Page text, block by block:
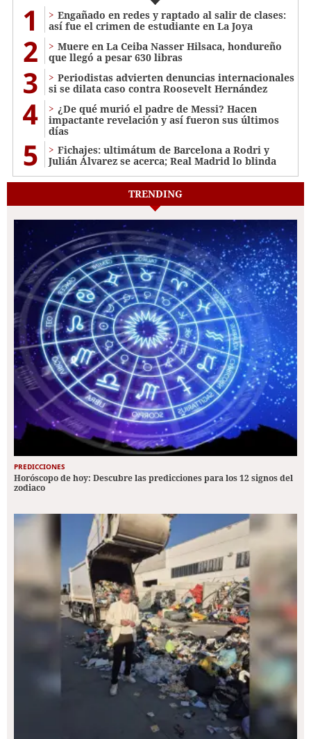
1
Engañado en redes y raptado al salir de clases:
así fue el crimen de estudiante en La Joya
2
Muere en La Ceiba Nasser Hilsaca, hondureño
que llegó a pesar 630 libras
3
Periodistas advierten denuncias internacionales
si se dilata caso contra Roosevelt Hernández
4
¿De qué murió el padre de Messi? Hacen
impactante revelación y así fueron sus últimos
días
5
Fichajes: ultimátum de Barcelona a Rodri y
Julián Álvarez se acerca; Real Madrid lo blinda
TRENDING
PREDICCIONES
Horóscopo de hoy: Descubre las predicciones para los 12 signos del
zodiaco